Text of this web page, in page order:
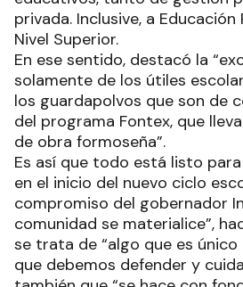
privada. Inclusive, a
Nivel Superior.
En ese sentido, destacó la
solamente de los útiles
los guardapolvos que son de
del programa Fontex, que
de obra formoseña”.
Es así que todo está listo
en el inicio del nuevo ciclo
compromiso del gobernador
comunidad se materialice”,
se trata de “algo que es
que debemos defender y